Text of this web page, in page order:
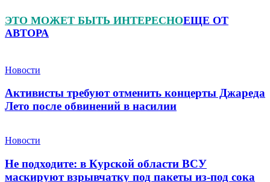
ЭТО МОЖЕТ БЫТЬ ИНТЕРЕСНОЕЩЕ ОТ
АВТОРА
Новости
Активисты требуют отменить концерты Джареда
Лето после обвинений в насилии
Новости
Не подходите: в Курской области ВСУ
маскируют взрывчатку под пакеты из-под сока